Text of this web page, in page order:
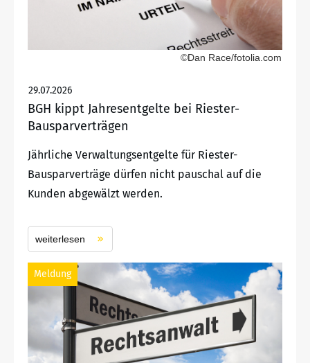
©Dan Race/fotolia.com
29.07.2026
BGH kippt Jahresentgelte bei Riester-
Bausparverträgen
Jährliche Verwaltungsentgelte für Riester-
Bausparverträge dürfen nicht pauschal auf die
Kunden abgewälzt werden.
weiterlesen
Meldung